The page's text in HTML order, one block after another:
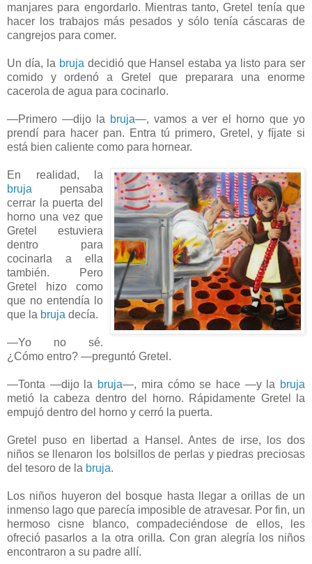
manjares para engordarlo. Mientras tanto, Gretel tenía que
hacer los trabajos más pesados y sólo tenía cáscaras de
cangrejos para comer.
Un día, la bruja decidió que Hansel estaba ya listo para ser
comido y ordenó a Gretel que preparara una enorme
cacerola de agua para cocinarlo.
—Primero —dijo la bruja—, vamos a ver el horno que yo
prendí para hacer pan. Entra tú primero, Gretel, y fíjate si
está bien caliente como para hornear.
En realidad, la
bruja pensaba
cerrar la puerta del
horno una vez que
Gretel estuviera
dentro para
cocinarla a ella
también. Pero
Gretel hizo como
que no entendía lo
que la bruja decía.
—Yo no sé.
¿Cómo entro? —preguntó Gretel.
—Tonta —dijo la bruja—, mira cómo se hace —y la bruja
metió la cabeza dentro del horno. Rápidamente Gretel la
empujó dentro del horno y cerró la puerta.
Gretel puso en libertad a Hansel. Antes de irse, los dos
niños se llenaron los bolsillos de perlas y piedras preciosas
del tesoro de la bruja.
Los niños huyeron del bosque hasta llegar a orillas de un
inmenso lago que parecía imposible de atravesar. Por fin, un
hermoso cisne blanco, compadeciéndose de ellos, les
ofreció pasarlos a la otra orilla. Con gran alegría los niños
encontraron a su padre allí.